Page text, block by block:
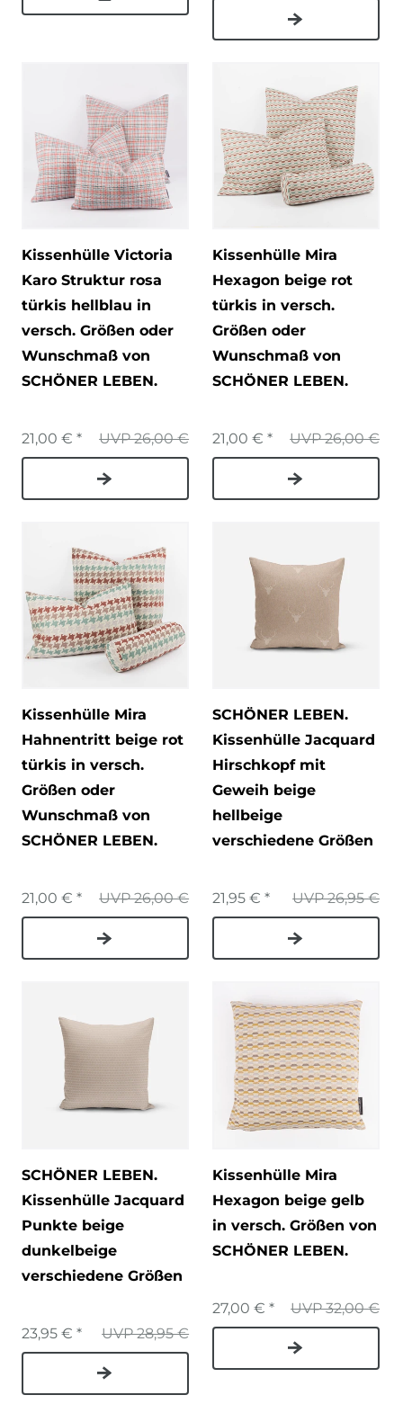
Kissenhülle Victoria
Karo Struktur rosa
türkis hellblau in
versch. Größen oder
Wunschmaß von
SCHÖNER LEBEN.
UVP 26,00 €
21,00 € *
Kissenhülle Mira
Hexagon beige rot
türkis in versch.
Größen oder
Wunschmaß von
SCHÖNER LEBEN.
UVP 26,00 €
21,00 € *
Kissenhülle Mira
Hahnentritt beige rot
türkis in versch.
Größen oder
Wunschmaß von
SCHÖNER LEBEN.
UVP 26,00 €
21,00 € *
SCHÖNER LEBEN.
Kissenhülle Jacquard
Hirschkopf mit
Geweih beige
hellbeige
verschiedene Größen
UVP 26,95 €
21,95 € *
SCHÖNER LEBEN.
Kissenhülle Jacquard
Punkte beige
dunkelbeige
verschiedene Größen
UVP 28,95 €
23,95 € *
Kissenhülle Mira
Hexagon beige gelb
in versch. Größen von
SCHÖNER LEBEN.
UVP 32,00 €
27,00 € *